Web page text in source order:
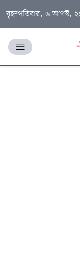
বৃহস্পতিবার, ৬ আগস্ট,